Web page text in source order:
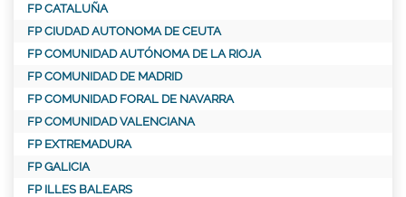
FP CATALUÑA
FP CIUDAD AUTONOMA DE CEUTA
FP COMUNIDAD AUTÓNOMA DE LA RIOJA
FP COMUNIDAD DE MADRID
FP COMUNIDAD FORAL DE NAVARRA
FP COMUNIDAD VALENCIANA
FP EXTREMADURA
FP GALICIA
FP ILLES BALEARS